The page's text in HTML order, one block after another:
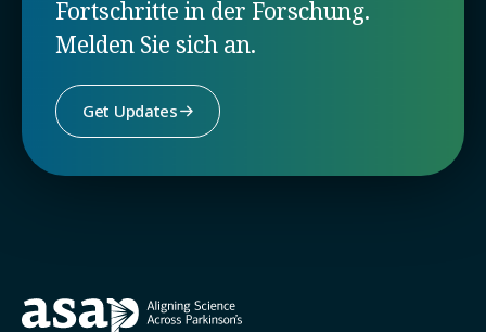
Fortschritte in der Forschung.
Melden Sie sich an.
Get Updates